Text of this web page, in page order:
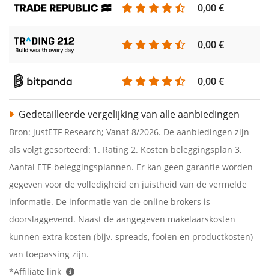
0,00 €
0,00 €
0,00 €
Gedetailleerde vergelijking van alle aanbiedingen
Bron: justETF Research; Vanaf 8/2026. De aanbiedingen zijn
als volgt gesorteerd: 1. Rating 2. Kosten beleggingsplan 3.
Aantal ETF-beleggingsplannen. Er kan geen garantie worden
gegeven voor de volledigheid en juistheid van de vermelde
informatie. De informatie van de online brokers is
doorslaggevend. Naast de aangegeven makelaarskosten
kunnen extra kosten (bijv. spreads, fooien en productkosten)
van toepassing zijn.
*Affiliate link